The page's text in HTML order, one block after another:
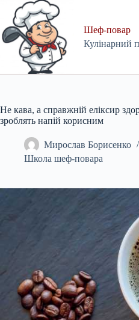
content
Шеф-повар
Кулінарний
Не кава, а справжній еліксир
зроблять напій корисним
Мирослав Борисенко
Школа шеф-повара